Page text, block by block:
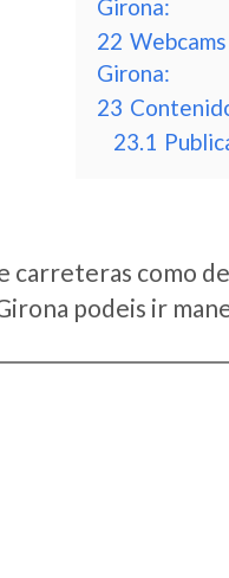
Girona:
22
Girona:
23
23.1
carreteras como
podeis ir